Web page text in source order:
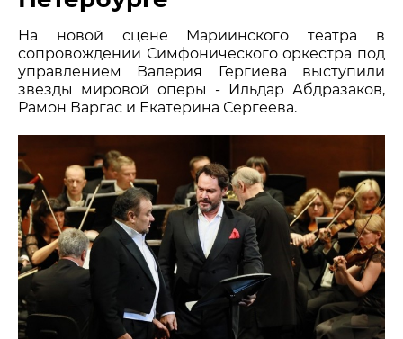
info@iafoundation.ru
109544, Россия, г. Москва, ул. Школьная, 27 стр. 1
ПОМОЧЬ ФОНДУ
На новой сцене Мариинского театра в
сопровождении Симфонического оркестра под
управлением Валерия Гергиева выступили
звезды мировой оперы - Ильдар Абдразаков,
Рамон Варгас и Екатерина Сергеева.